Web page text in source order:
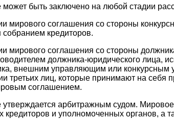
быть заключено на любой стадии
мирового соглашения со стороны
собранием кредиторов.
мирового соглашения со стороны
должника-юридического лица,
внешним управляющим или конкурсным
третьих лиц, которые принимают на себя
соглашением.
арбитражным судом. Мировое
кредиторов и уполномоченных органов, а